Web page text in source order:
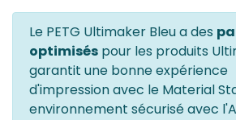
Le PETG Ultimaker Bleu a des
optimisés pour les produits
garantit une bonne expérience
d'impression avec le Material
environnement sécurisé avec